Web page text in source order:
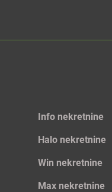
Info nekretnine
Halo nekretnine
Win nekretnine
Max nekretnine